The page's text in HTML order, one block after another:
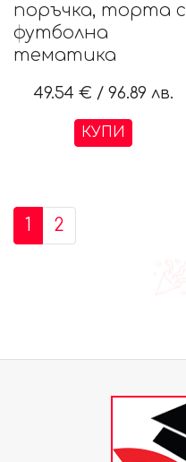
поръчка, торта с
футболна
тематика
49.54 € / 96.89 лв.
КУПИ
1 2